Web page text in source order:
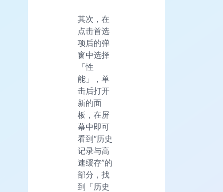
其次，在
点击首选
项后的弹
窗中选择
「性
能」，单
击后打开
新的面
板，在屏
幕中即可
看到“历史
记录与高
速缓存”的
部分，找
到「历史